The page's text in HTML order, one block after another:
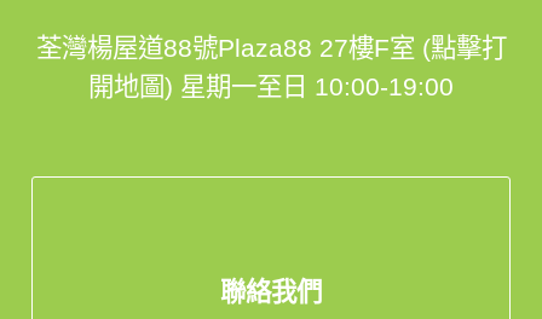
荃灣楊屋道88號Plaza88 27樓F室 (點擊打
開地圖) 星期一至日 10:00-19:00
聯絡我們